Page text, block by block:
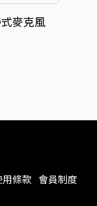
麥克風
用條款 會員制度